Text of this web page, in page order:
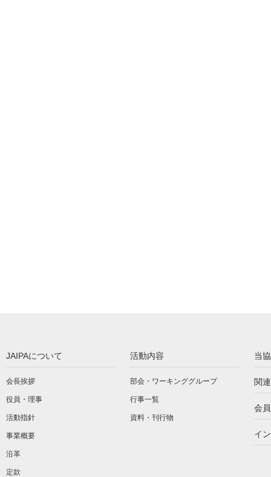
JAIPAについて
会長挨拶
役員・理事
活動指針
事業概要
沿革
定款
活動内容
部会・ワーキンググループ
行事一覧
資料・刊行物
当
関
会
イ